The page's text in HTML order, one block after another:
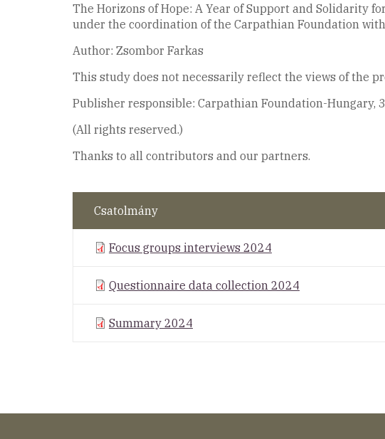
The Horizons of Hope: A Year of Support and Solidarity
under the coordination of the Carpathian Foundation
Author: Zsombor Farkas
This study does not necessarily reflect the views of the
Publisher responsible: Carpathian Foundation-Hungary,
(All rights reserved.)
Thanks to all contributors and our partners.
Csatolmány
Focus groups interviews 2024
Questionnaire data collection 2024
Summary 2024